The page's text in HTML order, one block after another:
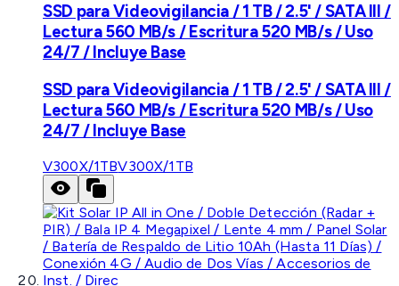
SSD para Videovigilancia / 1 TB / 2.5' / SATA III /
Lectura 560 MB/s / Escritura 520 MB/s / Uso
24/7 / Incluye Base
SSD para Videovigilancia / 1 TB / 2.5' / SATA III /
Lectura 560 MB/s / Escritura 520 MB/s / Uso
24/7 / Incluye Base
V300X/1TBV300X/1TB